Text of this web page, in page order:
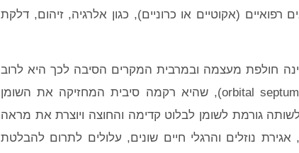
(אקוטיים או כרוניים), כגון אלרגיה, זיהום, דלקת
חולפת מעצמה ובמרבית המקרים הסיבה לכך היא לרוב
שינויים תלויי גיל. עם הגיל, המחיצה האורביטלית (orbital septum), שהיא רקמה סיבית המחזיקה את השומן
גורמת לשומן לבלוט קדימה והחוצה ויוצרת את מראה
נוזלים והרגלי חיים שונים, עלולים לתרום להבלטת